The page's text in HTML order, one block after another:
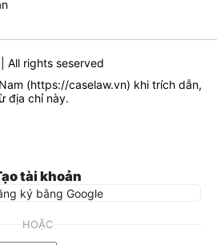
All rights seserved
(https://caselaw.vn) khi trích dẫn,
địa chỉ này.
tài khoản
ký bằng Google
HOẶC